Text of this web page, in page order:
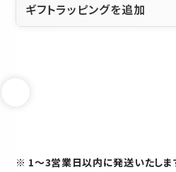
ギフトラッピングを追加
1～3営業日以内に発送いたしま